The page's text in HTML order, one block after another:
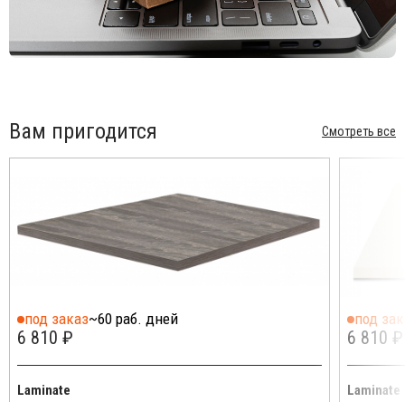
Вам пригодится Смотреть все
под заказ~60 раб. дней
6 810 ₽
Laminate
под
6 810 ₽
Laminate